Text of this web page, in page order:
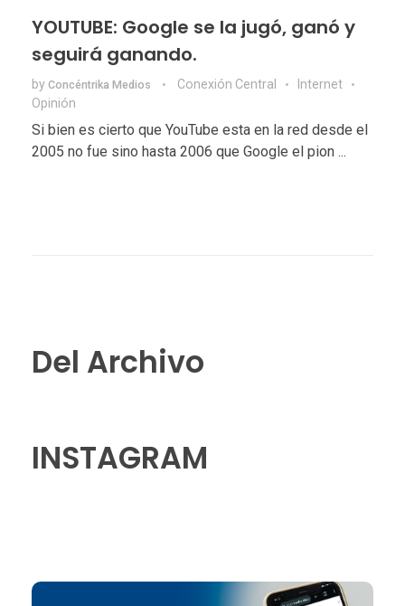
YOUTUBE: Google se la jugó, ganó y
seguirá ganando.
by Concéntrika Medios Conexión Central
Internet
Opinión
Si bien es cierto que YouTube esta en la red desde el
2005 no fue sino hasta 2006 que Google el pion ...
Del Archivo
INSTAGRAM